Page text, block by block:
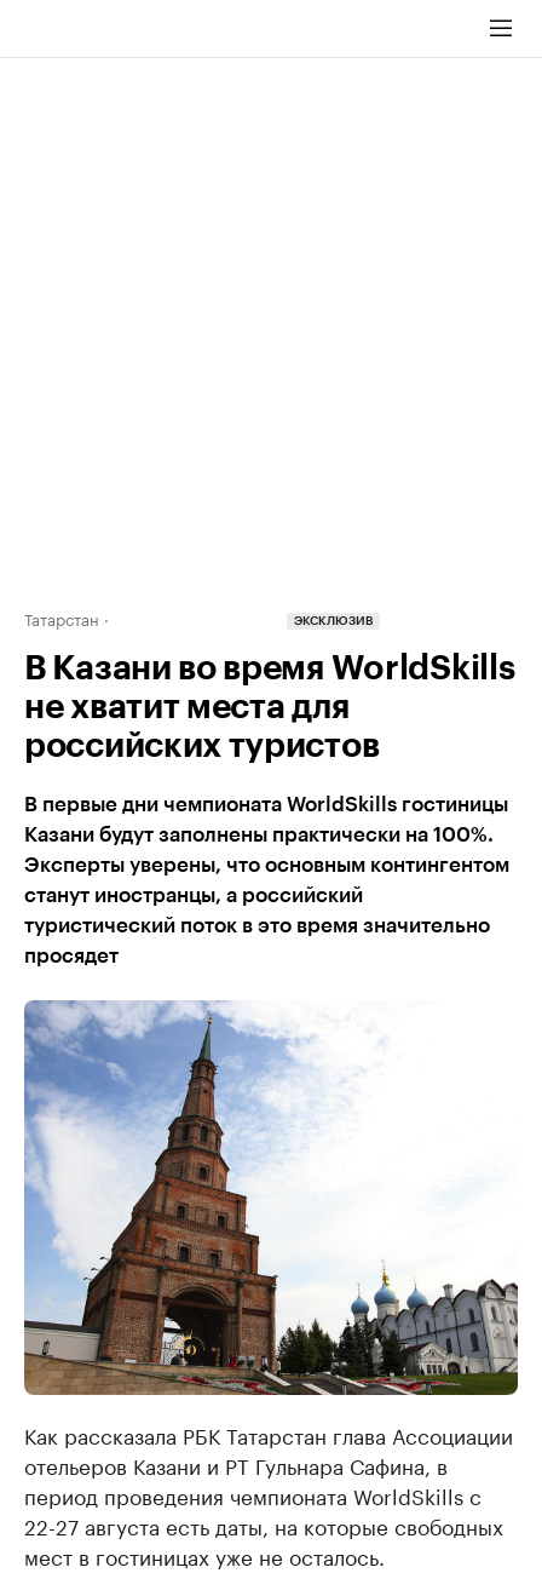
Татарстан ЭКСКЛЮЗИВ
В Казани во время WorldSkills
не хватит места для
российских туристов
В первые дни чемпионата WorldSkills гостиницы
Казани будут заполнены практически на 100%.
Эксперты уверены, что основным контингентом
станут иностранцы, а российский
туристический поток в это время значительно
просядет
Как рассказала РБК Татарстан глава Ассоциации
отельеров Казани и РТ Гульнара Сафина, в
период проведения чемпионата WorldSkills с
22-27 августа есть даты, на которые свободных
мест в гостиницах уже не осталось.